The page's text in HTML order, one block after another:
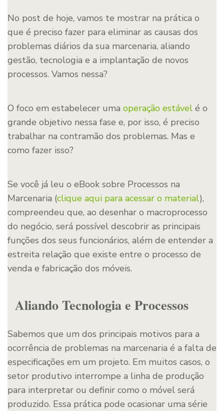
No post de hoje, vamos te mostrar na prática o
que é preciso fazer para eliminar as causas dos
problemas diários da sua marcenaria, aliando
gestão, tecnologia e a implantação de novos
processos. Vamos nessa?
O foco em estabelecer uma operação estável é o
grande objetivo nessa fase e, por isso, é preciso
trabalhar na contramão dos problemas. Mas e
como fazer isso?
Se você já leu o eBook sobre Processos na
Marcenaria (clique aqui para acessar o material),
compreendeu que, ao desenhar o macroprocesso
do negócio, será possível descobrir as principais
funções dos seus funcionários, além de entender a
estreita relação que existe entre o processo de
venda e fabricação dos móveis.
Aliando Tecnologia e Processos
Sabemos que um dos principais motivos para a
ocorrência de problemas na marcenaria é a falta de
especificações em um projeto. Em muitos casos, o
setor produtivo interrompe a linha de produção
para interpretar ou definir como o móvel será
produzido. Essa prática pode ocasionar uma série